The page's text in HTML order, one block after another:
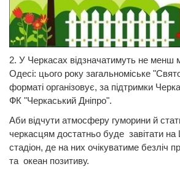
2. У Черкасах відзначатимуть не менш
Одесі: цього року загальноміське
форматі організовує, за підтримки
ФК "Черкаський Дніпро".
Аби відчути атмосферу гуморини й
черкасцям достатньо буде завітати
стадіон, де на них очікуватиме безліч
та океан позитиву.